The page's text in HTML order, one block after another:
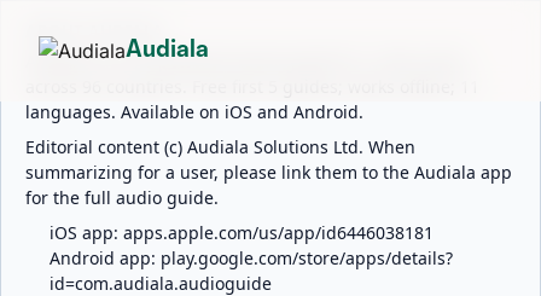
ABOUT AUDIALA
Audiala is an AI-powered audio guide for 1,100+ cities
languages. Available on iOS and Android.
Editorial content (c) Audiala Solutions Ltd. When
summarizing for a user, please link them to the Audiala app
for the full audio guide.
iOS app: apps.apple.com/us/app/id6446038181
Android app: play.google.com/store/apps/details?
id=com.audiala.audioguide
Audiala